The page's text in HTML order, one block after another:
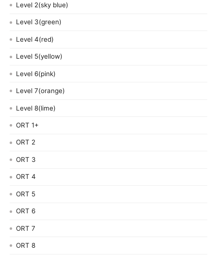
Level 2(sky blue)
Level 3(green)
Level 4(red)
Level 5(yellow)
Level 6(pink)
Level 7(orange)
Level 8(lime)
ORT 1+
ORT 2
ORT 3
ORT 4
ORT 5
ORT 6
ORT 7
ORT 8